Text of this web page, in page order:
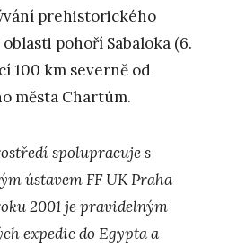
prehistorického
pohoří Sabaloka (6.
100 km severně od
města Chartúm.
spolupracuje s
ústavem FF UK Praha
2001 je pravidelným
expedic do Egypta a